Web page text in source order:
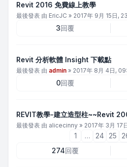
Revit 2016 免費線上教學
最後發表 由 EricJC » 2017年 9月 15日,
3回覆
Revit 分析軟體 Insight 下載點
最後發表 由 admin » 2017年 8月 4日,
0回覆
REVIT教學-建立造型柱~~Revit
最後發表 由 alicecinny » 2017年 3月 17
1 … 24 25
274回覆